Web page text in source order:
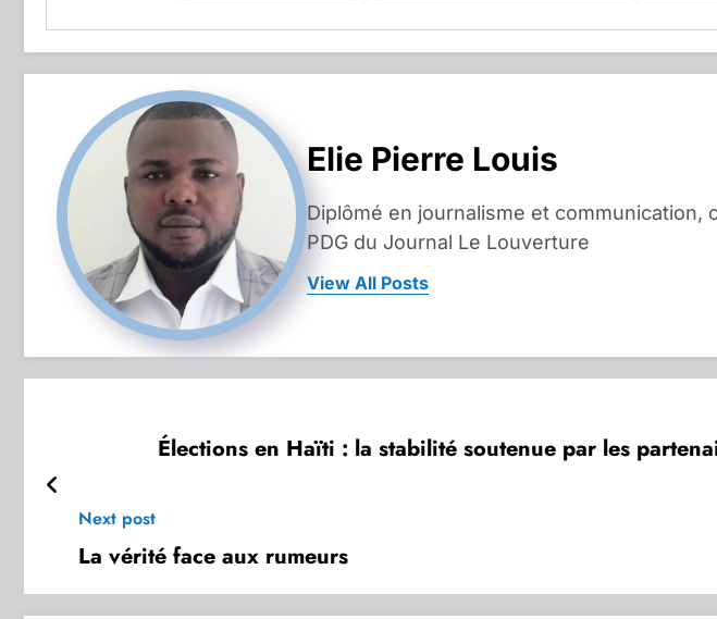
Elie Pierre Louis
Diplômé en journalisme et communication,
PDG du Journal Le Louverture
View All Posts
Élections en Haïti : la stabilité soutenue par les
Next post
La vérité face aux rumeurs